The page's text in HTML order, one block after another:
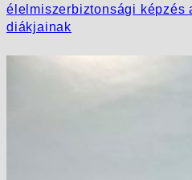
élelmiszerbiztonsági képzés
diákjainak